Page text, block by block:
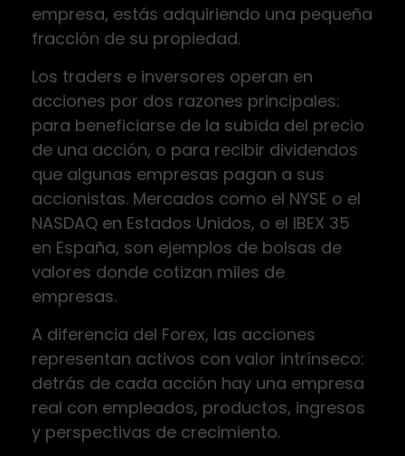
empresa, estás adquiriendo una pequeña
fracción de su propiedad.
Los traders e inversores operan en
acciones por dos razones principales:
para beneficiarse de la subida del precio
de una acción, o para recibir dividendos
que algunas empresas pagan a sus
accionistas. Mercados como el NYSE o el
NASDAQ en Estados Unidos, o el IBEX 35
en España, son ejemplos de bolsas de
valores donde cotizan miles de
empresas.
A diferencia del Forex, las acciones
representan activos con valor intrínseco:
detrás de cada acción hay una empresa
real con empleados, productos, ingresos
y perspectivas de crecimiento.